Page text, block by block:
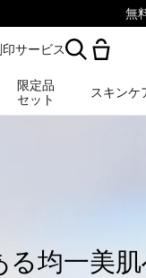
無
サービス
限定品
セット
スキンケ
均一美肌